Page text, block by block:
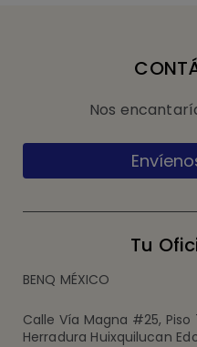
Nos
Tu
BENQ MÉXICO
Calle Vía Magna #25,
Herradura Huixquilucan